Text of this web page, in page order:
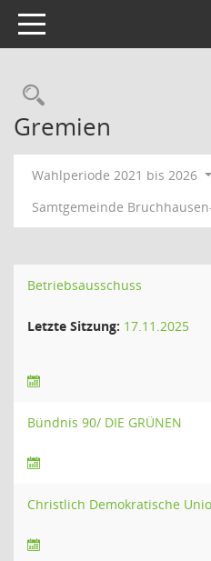
Toggle navigation
Gremien
Wahlperiode 2021 bis 2026
Samtgemeinde
Betriebsausschuss
Letzte Sitzung: 17.11.2025
Bündnis 90/ DIE GRÜNEN
Christlich Demokratische